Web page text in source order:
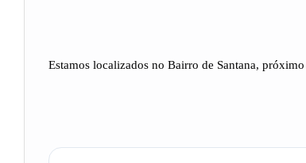
Estamos localizados no Bairro de Santana,